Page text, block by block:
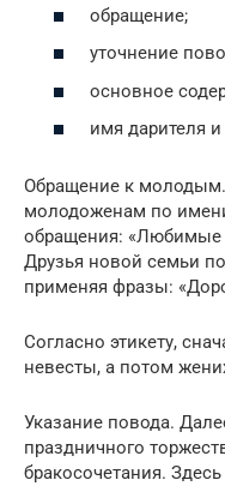
обращение;
уточнение
основное
имя дарителя и
Обращение к
молодоженам по
обращения: «Любимые
Друзья новой семьи
применяя фразы:
Согласно этикету,
невесты, а потом
Указание повода.
праздничного
бракосочетания.